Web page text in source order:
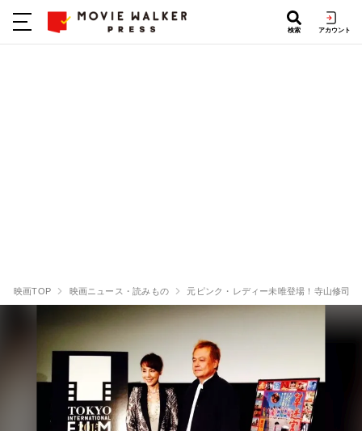
検索 アカウント
映画TOP 映画ニュース・読みもの 元ピンク・レディー未唯登場！寺山修司